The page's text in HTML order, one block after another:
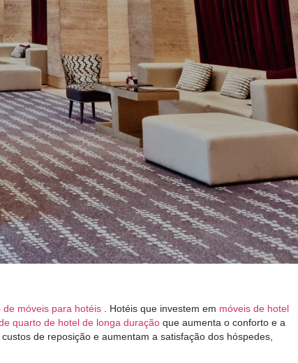
de móveis para hotéis . Hotéis que investem em móveis de hotel
quarto de hotel de longa duração que aumenta o conforto e a
de reposição e aumentam a satisfação dos hóspedes,